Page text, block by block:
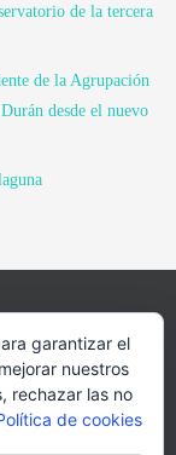
de la tercera
de la Agrupación
desde el nuevo
BLOG
garantizar el
nuestros
rechazar las no
de cookies